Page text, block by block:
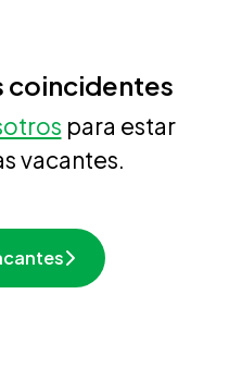
coincidentes
para estar
vacantes.